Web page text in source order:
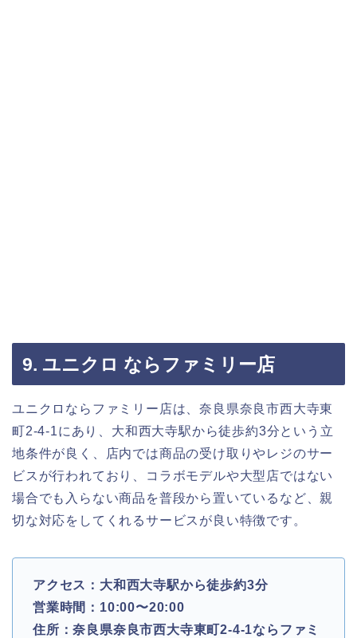
9. ユニクロ ならファミリー店
ユニクロならファミリー店は、奈良県奈良市西大寺東
町2-4-1にあり、大和西大寺駅から徒歩約3分という立
地条件が良く、店内では商品の受け取りやレジのサー
ビスが行われており、コラボモデルや大型店ではない
場合でも入らない商品を普段から置いているなど、親
切な対応をしてくれるサービスが良い特徴です。
アクセス：大和西大寺駅から徒歩約3分
営業時間：10:00〜20:00
住所：奈良県奈良市西大寺東町2-4-1ならファミ